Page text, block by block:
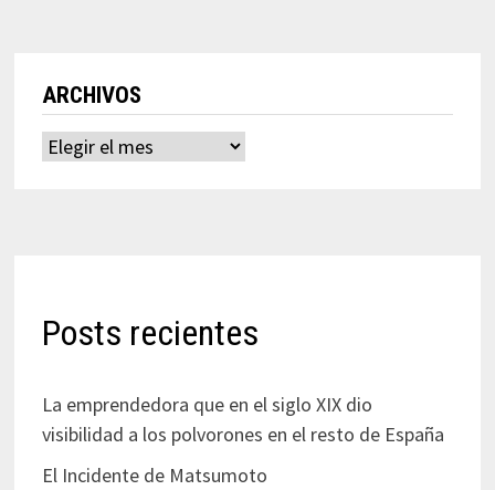
ARCHIVOS
Archivos
Posts recientes
La emprendedora que en el siglo XIX dio
visibilidad a los polvorones en el resto de España
El Incidente de Matsumoto